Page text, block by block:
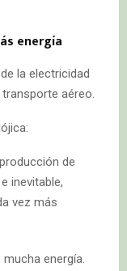
energía
la electricidad
aéreo.
de
inevitable,
vez más
energía.